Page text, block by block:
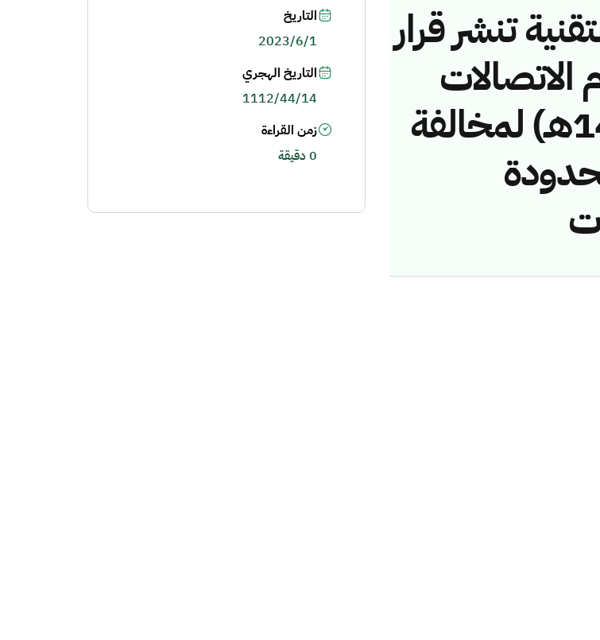
تنشر قرار
الاتصالات
رقم (41743616/ق/1443هـ) لمخالفة
التاريخ
2023/6/1
التاريخ الهجري
1112/44/14
زمن القراءة
0 دقيقة